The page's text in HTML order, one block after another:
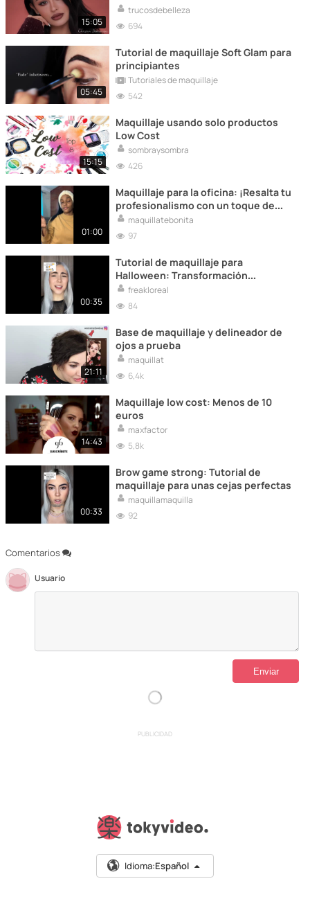
Comentarios
Usuario
15:05
trucosdebelleza
694
05:45
Tutorial de maquillaje Soft Glam para
principiantes
Tutoriales de maquillaje
542
15:15
Maquillaje usando solo productos
Low Cost
sombraysombra
426
01:00
Maquillaje para la oficina: ¡Resalta tu
profesionalismo con un toque de
estilo!
maquillatebonita
97
00:35
Tutorial de maquillaje para
Halloween: Transformación
aterradora en 10 pasos
freakloreal
84
21:11
Base de maquillaje y delineador de
ojos a prueba
maquillat
6,4k
14:43
Maquillaje low cost: Menos de 10
euros
maxfactor
5,8k
00:33
Brow game strong: Tutorial de
maquillaje para unas cejas perfectas
maquillamaquilla
92
PUBLICIDAD
Idioma:Español